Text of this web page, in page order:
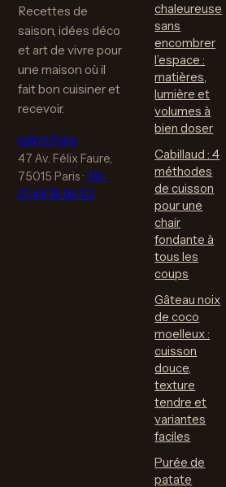
Recettes de
saison, idées déco
et art de vivre pour
une maison où il
fait bon cuisiner et
recevoir.
taårtt Paris
47 Av. Félix Faure,
75015 Paris · Tél :
01 44 18 96 52
chaleureuse
sans
encombrer
l’espace :
matières,
lumière et
volumes à
bien doser
Cabillaud : 4
méthodes
de cuisson
pour une
chair
fondante à
tous les
coups
Gâteau noix
de coco
moelleux :
cuisson
douce,
texture
tendre et
variantes
faciles
Purée de
patate